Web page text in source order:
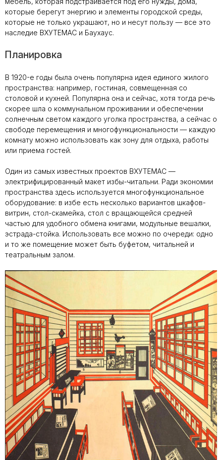
которые берегут энергию и элементы городской среды,
которые не только украшают, но и несут пользу — все это
наследие ВХУТЕМАС и Баухаус.
Планировка
В 1920-е годы была очень популярна идея единого жилого
пространства: например, гостиная, совмещенная со
столовой и кухней. Популярна она и сейчас, хотя тогда речь
скорее шла о коммунальном проживании и обеспечении
солнечным светом каждого уголка пространства, а сейчас о
свободе перемещения и многофункциональности — каждую
комнату можно использовать как зону для отдыха, работы
или приема гостей.
Один из самых известных проектов ВХУТЕМАС —
электрифицированный макет избы-читальни. Ради экономии
пространства здесь используется многофункциональное
оборудование: в избе есть несколько вариантов шкафов-
витрин, стол-скамейка, стол с вращающейся средней
частью для удобного обмена книгами, модульные вешалки,
эстрада-стойка. Использовать все можно по очереди: одно
и то же помещение может быть буфетом, читальней и
театральным залом.